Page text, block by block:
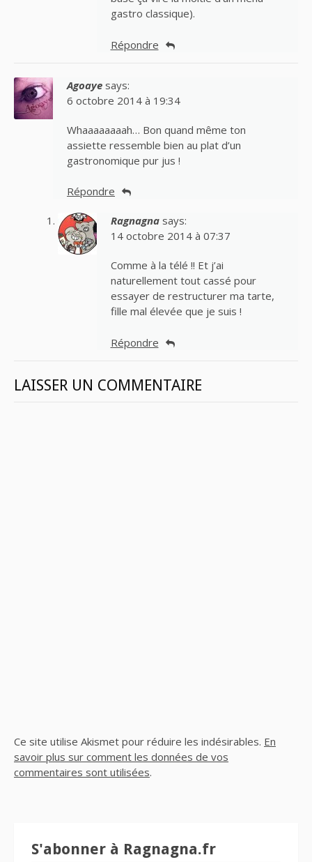
gastro classique).
Répondre
Agoaye says:
6 octobre 2014 à 19:34
Whaaaaaaaah… Bon quand même ton
assiette ressemble bien au plat d’un
gastronomique pur jus !
Répondre
Ragnagna says:
14 octobre 2014 à 07:37
Comme à la télé !! Et j’ai
naturellement tout cassé pour
essayer de restructurer ma tarte,
fille mal élevée que je suis !
Répondre
LAISSER UN COMMENTAIRE
Ce site utilise Akismet pour réduire les indésirables. En
savoir plus sur comment les données de vos
commentaires sont utilisées.
S'abonner à Ragnagna.fr